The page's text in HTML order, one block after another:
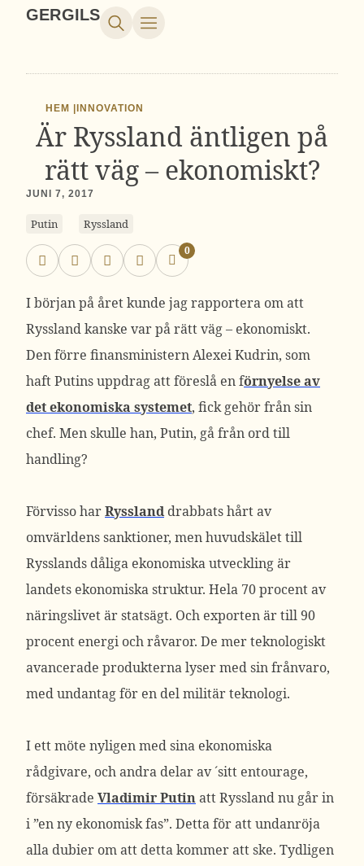
GERGILS
HEM | INNOVATION
Är Ryssland äntligen på
rätt väg – ekonomiskt?
JUNI 7, 2017
Putin Ryssland
0
I början på året kunde jag rapportera om att
Ryssland kanske var på rätt väg – ekonomiskt.
Den förre finansministern Alexei Kudrin, som
haft Putins uppdrag att föreslå en förnyelse av
det ekonomiska systemet, fick gehör från sin
chef. Men skulle han, Putin, gå från ord till
handling?
Förvisso harRysslanddrabbats hårt av
omvärldens sanktioner, men huvudskälet till
Rysslands dåliga ekonomiska utveckling är
landets ekonomiska struktur. Hela 70 procent av
näringslivet är statsägt. Och exporten är till 90
procent energi och råvaror. De mer teknologiskt
avancerade produkterna lyser med sin frånvaro,
med undantag för en del militär teknologi.
I ett möte nyligen med sina ekonomiska
rådgivare, och andra delar av ´sitt entourage,
försäkrade Vladimir Putinatt Ryssland nu går in
i ”en ny ekonomisk fas”. Detta för att undanröja
alla dubier om att detta kommer att ske. Tydligen